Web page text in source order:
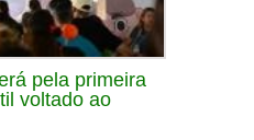
pela primeira
voltado ao